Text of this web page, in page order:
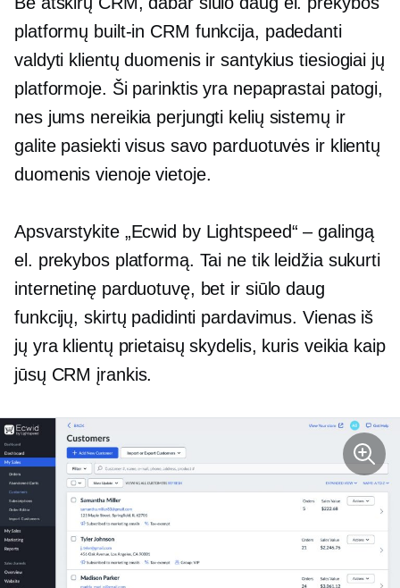
platformų built-in CRM funkcija, padedanti
valdyti klientų duomenis ir santykius tiesiogiai jų
platformoje. Ši parinktis yra nepaprastai patogi,
nes jums nereikia perjungti kelių sistemų ir
galite pasiekti visus savo parduotuvės ir klientų
duomenis vienoje vietoje.
Apsvarstykite „Ecwid by Lightspeed“ – galingą
el. prekybos platformą. Tai ne tik leidžia sukurti
internetinę parduotuvę, bet ir siūlo daug
funkcijų, skirtų padidinti pardavimus. Vienas iš
jų yra klientų prietaisų skydelis, kuris veikia kaip
jūsų CRM įrankis.